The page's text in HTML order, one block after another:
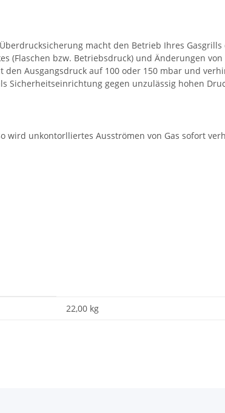
macht den Betrieb Ihres
(Flaschen bzw. Betriebsdruck) und Änderungen
Ausgangsdruck auf 100 oder 150 mbar und
gegen unzulässig hohen
wird unkontorlliertes Ausströmen von Gas sofort
22,00 kg